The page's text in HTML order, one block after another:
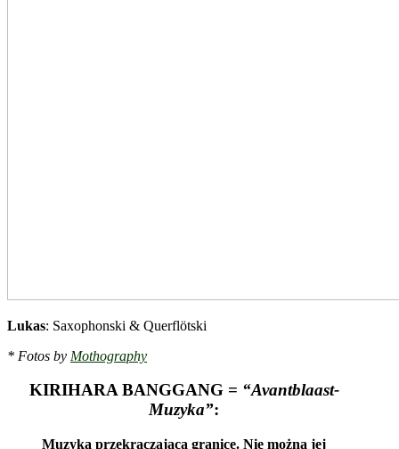
Lukas: Saxophonski & Querflötski
* Fotos by Mothography
KIRIHARA BANGGANG = “Avantblaast-
Muzyka”:
Muzyka przekraczająca granice. Nie można jej